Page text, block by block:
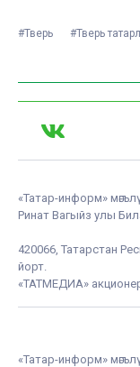
#Тверь #Тверь
«Татар-информ»
Ринат Вагыйз улы
420066, Татарстан
йорт.
«ТАТМЕДИА»
«Татар-информ»